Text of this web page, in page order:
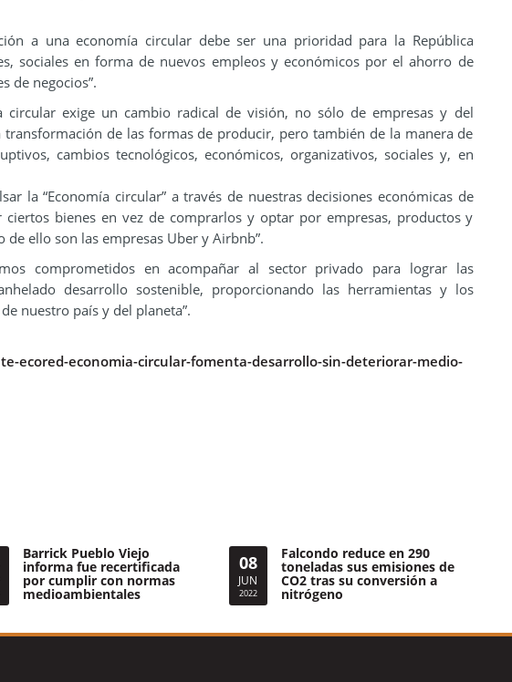
a una economía circular debe ser una prioridad para la República
sociales en forma de nuevos empleos y económicos por el ahorro de
de negocios”.
circular exige un cambio radical de visión, no sólo de empresas y del
de las formas de producir, pero también de la manera de
cambios tecnológicos, económicos, organizativos, sociales y, en
la “Economía circular” a través de nuestras decisiones económicas de
bienes en vez de comprarlos y optar por empresas, productos y
ello son las empresas Uber y Airbnb”.
comprometidos en acompañar al sector privado para lograr las
desarrollo sostenible, proporcionando las herramientas y los
nuestro país y del planeta”.
ecored-economia-circular-fomenta-desarrollo-sin-deteriorar-medio-
Barrick Pueblo Viejo
informa fue recertificada
por cumplir con normas
medioambientales
08
JUN
2022
Falcondo reduce en 290
toneladas sus emisiones de
CO2 tras su conversión a
nitrógeno